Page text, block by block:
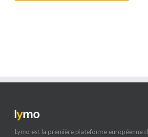
Lymo est la première plateforme européenne